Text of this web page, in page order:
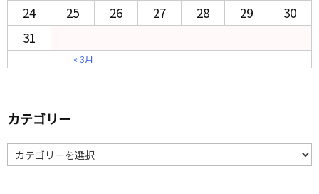
24
25 26 27 28 29
30
31
« 3月
カテゴリー
カ
テ